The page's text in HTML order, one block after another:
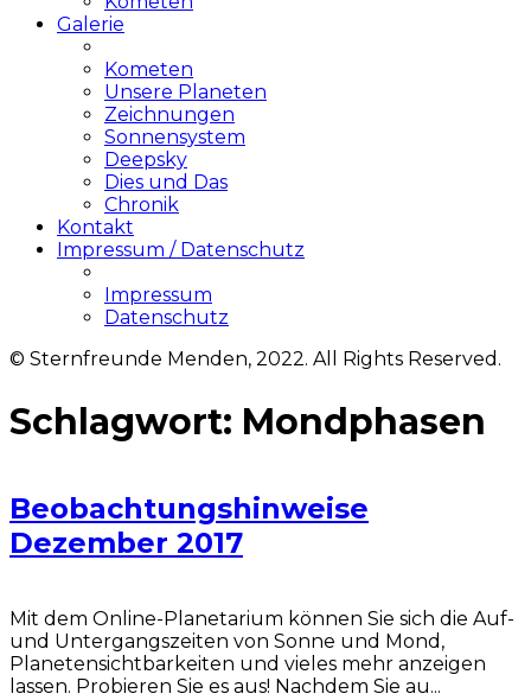
Galerie
Kometen
Unsere Planeten
Zeichnungen
Sonnensystem
Deepsky
Dies und Das
Chronik
Kontakt
Impressum / Datenschutz
Impressum
Datenschutz
© Sternfreunde Menden, 2022. All Rights Reserved.
Schlagwort: Mondphasen
Beobachtungshinweise
Dezember 2017
Mit dem Online-Planetarium können Sie sich die Auf-
und Untergangszeiten von Sonne und Mond,
Planetensichtbarkeiten und vieles mehr anzeigen
lassen. Probieren Sie es aus! Nachdem Sie au...